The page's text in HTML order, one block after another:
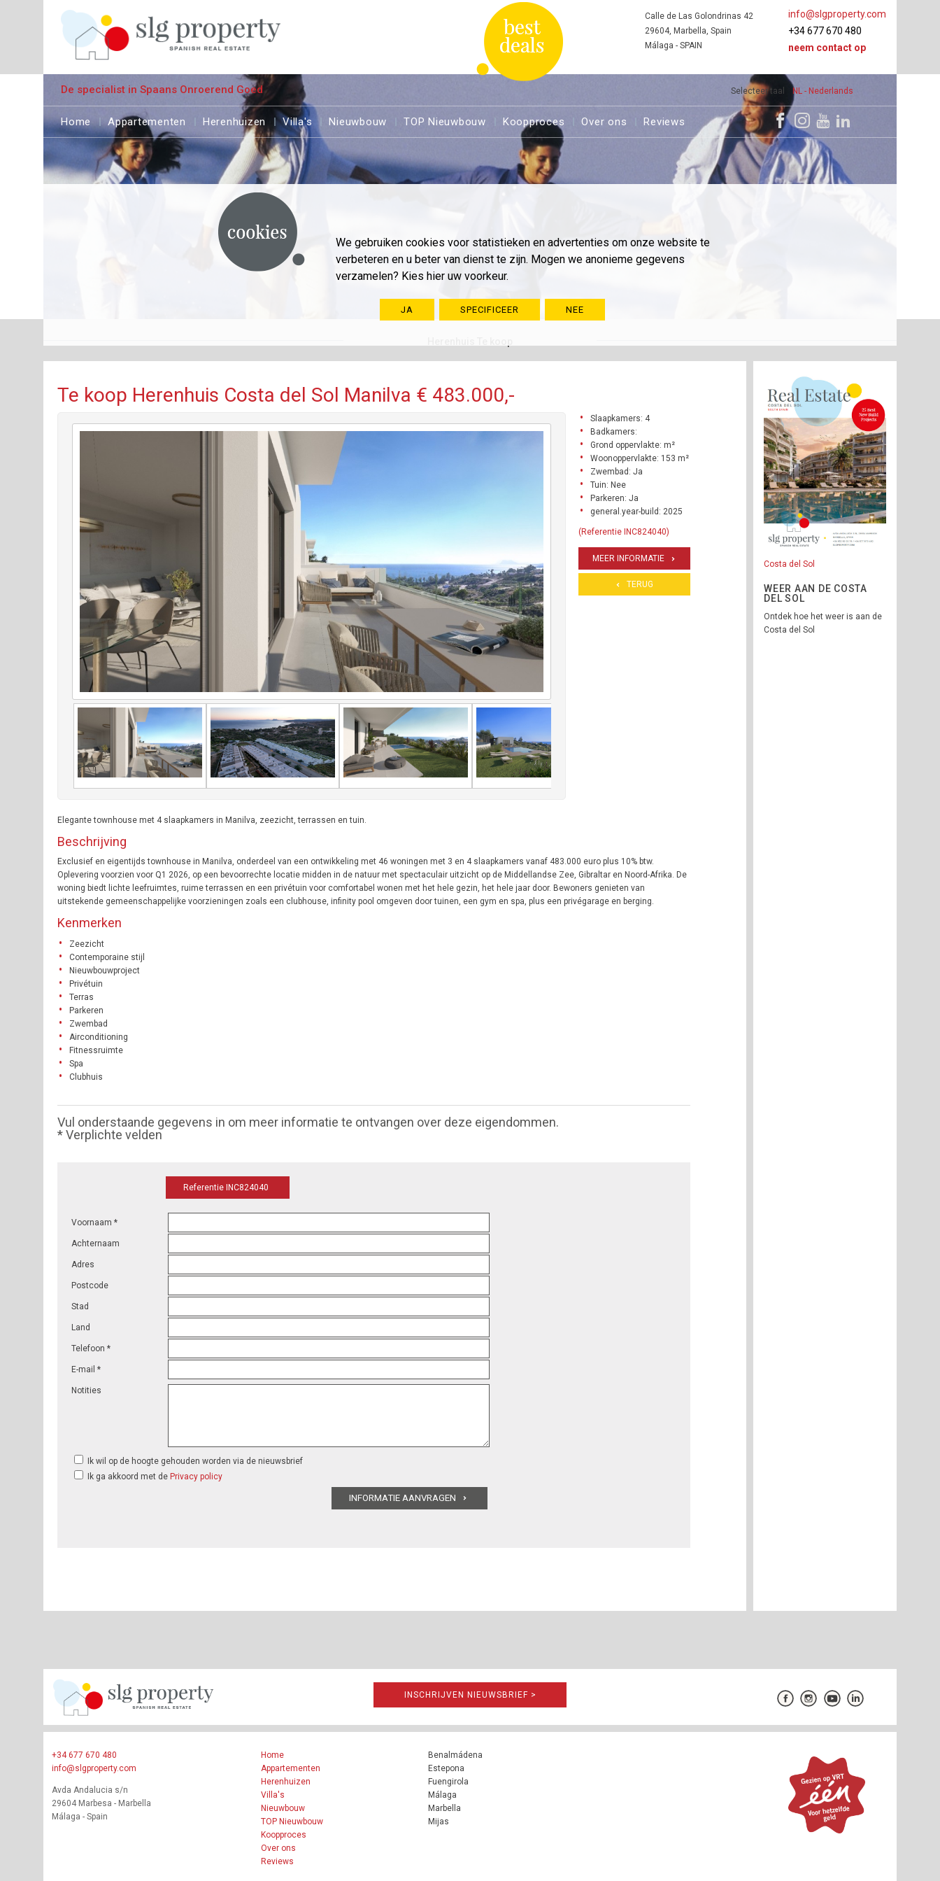
We gebruiken cookies voor statistieken en advertenties om onze website te
verbeteren en u beter van dienst te zijn. Mogen we anonieme gegevens
verzamelen? Kies hier uw voorkeur.
JA SPECIFICEER NEE
Selecteer taal NL - Nederlands
info@slgproperty.com
+34 677 670 480
neem contact op
Calle de Las Golondrinas 42
29604, Marbella, Spain
Málaga - SPAIN
De specialist in Spaans Onroerend Goed
Home Appartementen Herenhuizen Villa's Nieuwbouw TOP Nieuwbouw Koopproces Over ons Reviews
Te koop Herenhuis Costa del Sol Manilva € 483.000,-
Slaapkamers: 4
Badkamers:
Grond oppervlakte: m²
Woonoppervlakte: 153 m²
Zwembad: Ja
Tuin: Nee
Parkeren: Ja
general.year-build: 2025
(Referentie INC824040)
MEER INFORMATIE
TERUG
Elegante townhouse met 4 slaapkamers in Manilva, zeezicht, terrassen en tuin.
Beschrijving
Exclusief en eigentijds townhouse in Manilva, onderdeel van een ontwikkeling met 46 woningen met 3 en 4 slaapkamers vanaf 483.000 euro plus 10% btw.
Oplevering voorzien voor Q1 2026, op een bevoorrechte locatie midden in de natuur met spectaculair uitzicht op de Middellandse Zee, Gibraltar en Noord-Afrika. De
woning biedt lichte leefruimtes, ruime terrassen en een privétuin voor comfortabel wonen met het hele gezin, het hele jaar door. Bewoners genieten van
uitstekende gemeenschappelijke voorzieningen zoals een clubhouse, infinity pool omgeven door tuinen, een gym en spa, plus een privégarage en berging.
Kenmerken
Zeezicht
Contemporaine stijl
Nieuwbouwproject
Privétuin
Terras
Parkeren
Zwembad
Airconditioning
Fitnessruimte
Spa
Clubhuis
Vul onderstaande gegevens in om meer informatie te ontvangen over deze eigendommen.
* Verplichte velden
Referentie INC824040
Voornaam *
Achternaam
Adres
Postcode
Stad
Land
Telefoon *
E-mail *
Notities
Ik wil op de hoogte gehouden worden via de nieuwsbrief
Ik ga akkoord met de Privacy policy
Costa del Sol
WEER AAN DE COSTA
DEL SOL
Ontdek hoe het weer is aan de
Costa del Sol
INSCHRIJVEN NIEUWSBRIEF >
+34 677 670 480
info@slgproperty.com
Avda Andalucia s/n
29604 Marbesa - Marbella
Málaga - Spain
Home
Appartementen
Herenhuizen
Villa's
Nieuwbouw
TOP Nieuwbouw
Koopproces
Over ons
Reviews
Benalmádena
Estepona
Fuengirola
Málaga
Marbella
Mijas